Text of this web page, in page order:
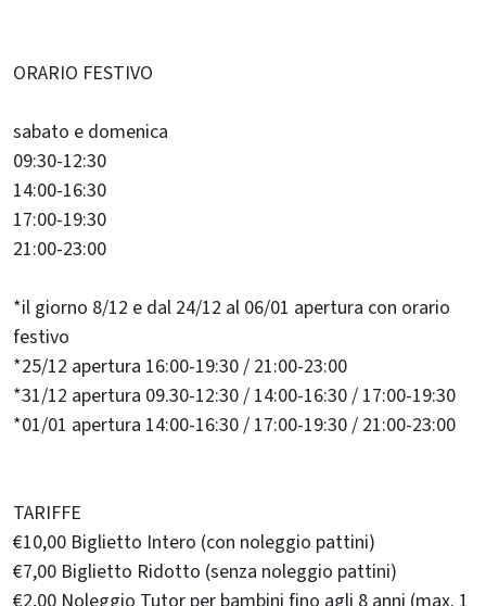
ORARIO FESTIVO
sabato e domenica
09:30-12:30
14:00-16:30
17:00-19:30
21:00-23:00
*il giorno 8/12 e dal 24/12 al 06/01 apertura con orario
festivo
*25/12 apertura 16:00-19:30 / 21:00-23:00
*31/12 apertura 09.30-12:30 / 14:00-16:30 / 17:00-19:30
*01/01 apertura 14:00-16:30 / 17:00-19:30 / 21:00-23:00
TARIFFE
€10,00 Biglietto Intero (con noleggio pattini)
€7,00 Biglietto Ridotto (senza noleggio pattini)